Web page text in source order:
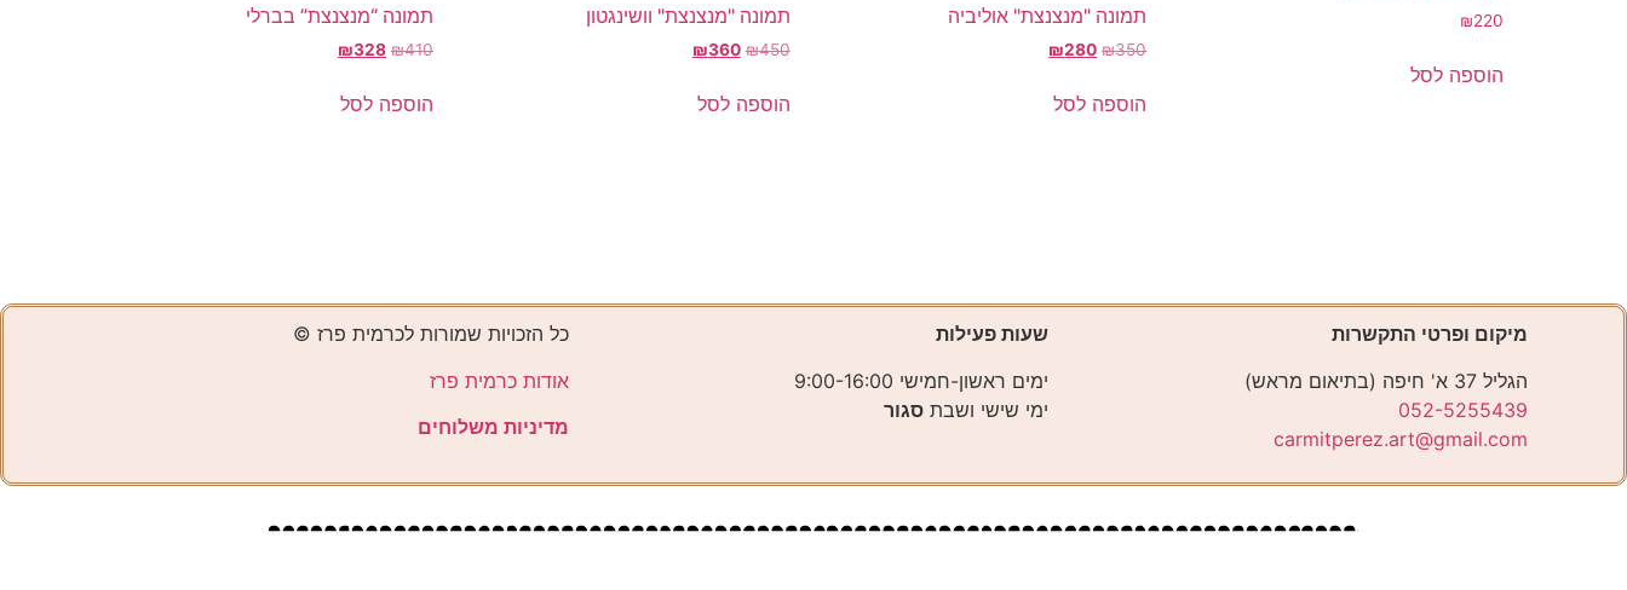
₪220
הוספה לסל
תמונה "מנצנצת" אוליביה
₪350
₪280
הוספה לסל
תמונה "מנצנצת" וושינגטון
₪450
₪360
הוספה לסל
תמונה “מנצנצת” בברלי
₪410
₪328
הוספה לסל
מיקום ופרטי התקשרות
הגליל 37 א' חיפה (בתיאום מראש)
052-5255439
carmitperez.art@gmail.com
שעות פעילות
ימים ראשון-חמישי 9:00-16:00
ימי שישי ושבת סגור
כל הזכויות שמורות לכרמית פרז ©️
אודות כרמית פרז
מדיניות משלוחים